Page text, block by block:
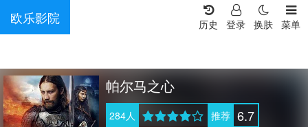
欧乐影院 菜单
换肤
登录
历史
帕尔马之心
284人 推荐 6.7